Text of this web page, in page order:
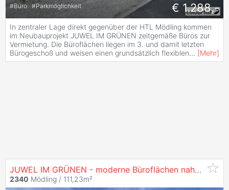
#Büro #Parkmöglichkeit € 1.288,-
In zentraler Lage direkt gegenüber der HTL Mödling kommen
im Neubauprojekt JUWEL IM GRÜNEN zeitgemäße Büros zur
Vermietung. Die Büroflächen liegen im 3. und damit letzten
Bürogeschoß und weisen einen grundsätzlich flexiblen... [Mehr]
JUWEL IM GRÜNEN - moderne Büroflächen nahe HTL Mödling zu
2340 Mödling / 111,23m²